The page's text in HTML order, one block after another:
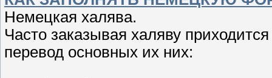
Немецкая халява.
Часто заказывая халяву
перевод основных их них: